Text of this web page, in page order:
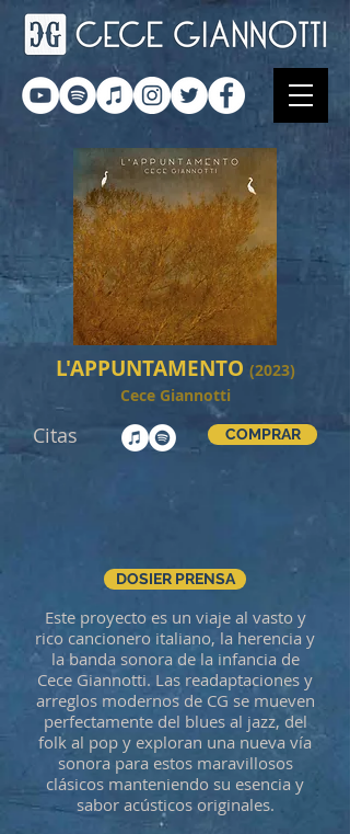
L'APPUNTAMENTO (2023)
Cece Giannotti
Citas COMPRAR
DOSIER PRENSA
Este proyecto es un viaje al vasto y
rico cancionero italiano, la herencia y
la banda sonora de la infancia de
Cece Giannotti. Las readaptaciones y
arreglos modernos de CG se mueven
perfectamente del blues al jazz, del
folk al pop y exploran una nueva vía
sonora para estos maravillosos
clásicos manteniendo su esencia y
sabor acústicos originales.